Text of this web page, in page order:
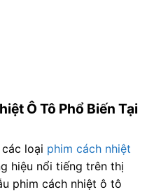
Ô Tô Phổ Biến Tại
loại phim cách nhiệt
hiệu nổi tiếng trên thị
phim cách nhiệt ô tô